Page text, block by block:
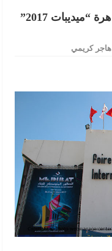
بالصور والفيديو: تغطية خاصة لتظاهرة “ميديبات 2017”
هاجر كريمي